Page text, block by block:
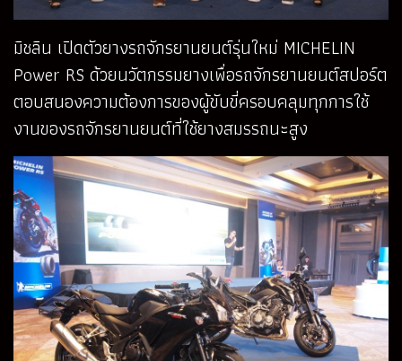
มิชลิน เปิดตัวยางรถจักรยานยนต์รุ่นใหม่ MICHELIN
Power RS ด้วยนวัตกรรมยางเพื่อรถจักรยานยนต์สปอร์ต
ตอบสนองความต้องการของผู้ขับขี่ครอบคลุมทุกการใช้
งานของรถจักรยานยนต์ที่ใช้ยางสมรรถนะสูง